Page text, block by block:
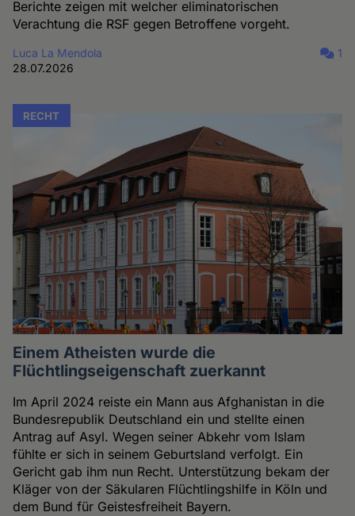
Berichte zeigen mit welcher eliminatorischen
Verachtung die RSF gegen Betroffene vorgeht.
Luca La Mendola
28.07.2026
1
RECHT
Einem Atheisten wurde die
Flüchtlingseigenschaft zuerkannt
Im April 2024 reiste ein Mann aus Afghanistan in die
Bundesrepublik Deutschland ein und stellte einen
Antrag auf Asyl. Wegen seiner Abkehr vom Islam
fühlte er sich in seinem Geburtsland verfolgt. Ein
Gericht gab ihm nun Recht. Unterstützung bekam der
Kläger von der Säkularen Flüchtlingshilfe in Köln und
dem Bund für Geistesfreiheit Bayern.